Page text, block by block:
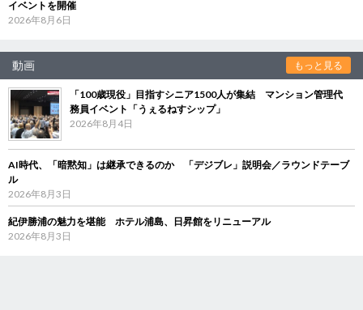
イベントを開催
2026年8月6日
動画 もっと見る
「100歳現役」目指すシニア1500人が集結 マンション管理代
務員イベント「うぇるねすシップ」
2026年8月4日
AI時代、「暗黙知」は継承できるのか 「デジブレ」説明会／ラウンドテーブ
ル
2026年8月3日
紀伊勝浦の魅力を堪能 ホテル浦島、日昇館をリニューアル
2026年8月3日